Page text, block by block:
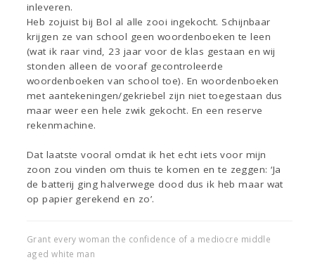
inleveren.
Heb zojuist bij Bol al alle zooi ingekocht. Schijnbaar
krijgen ze van school geen woordenboeken te leen
(wat ik raar vind, 23 jaar voor de klas gestaan en wij
stonden alleen de vooraf gecontroleerde
woordenboeken van school toe). En woordenboeken
met aantekeningen/gekriebel zijn niet toegestaan dus
maar weer een hele zwik gekocht. En een reserve
rekenmachine.
Dat laatste vooral omdat ik het echt iets voor mijn
zoon zou vinden om thuis te komen en te zeggen: ‘Ja
de batterij ging halverwege dood dus ik heb maar wat
op papier gerekend en zo’.
Grant every woman the confidence of a mediocre middle
aged white man